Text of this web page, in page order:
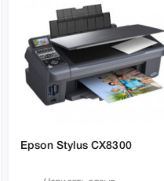
Epson Stylus CX8300